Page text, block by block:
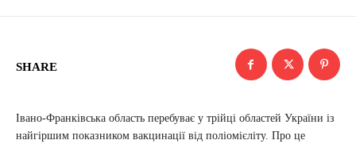
SHARE
Івано-Франківська область перебуває у трійці областей України із
найгіршим показником вакцинації від поліомієліту. Про це